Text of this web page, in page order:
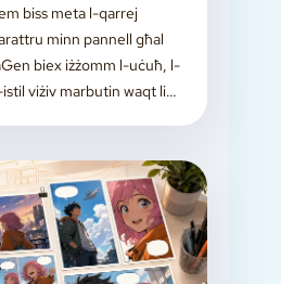
biss meta l-qarrej
minn pannell għal
biex iżżomm l-uċuħ, l-
viżiv marbutin waqt li